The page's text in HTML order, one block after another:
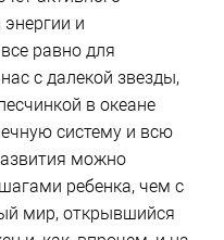
и
равно для
с далекой звезды,
в океане
систему и всю
можно
ребенка, чем с
мир, открывшийся